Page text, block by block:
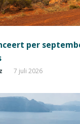
per
7 juli 2026